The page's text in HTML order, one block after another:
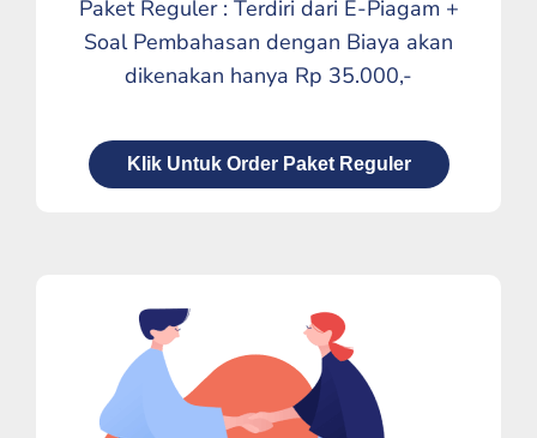
Paket Reguler : Terdiri dari E-Piagam +
Soal Pembahasan dengan Biaya akan
dikenakan hanya Rp 35.000,-
Klik Untuk Order Paket Reguler